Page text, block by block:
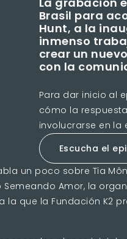
Brasil para
Hunt, a la
inmenso
crear un
con la
Para dar inicio al
cómo la
involucrarse en la
Escucha el
un poco sobre Tia
Amor, la
que la Fundación K2